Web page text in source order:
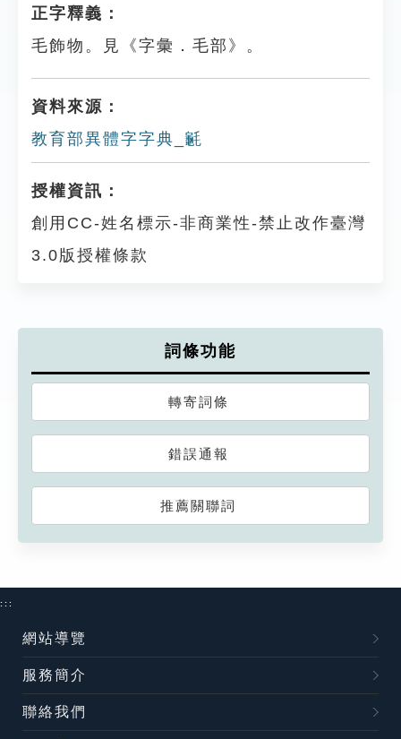
正字釋義：
毛飾物。見《字彙．毛部》。
資料來源：
教育部異體字字典_䶰
授權資訊：
創用CC-姓名標示-非商業性-禁止改作臺灣
3.0版授權條款
詞條功能
轉寄詞條
錯誤通報
推薦關聯詞
:::
網站導覽
服務簡介
聯絡我們